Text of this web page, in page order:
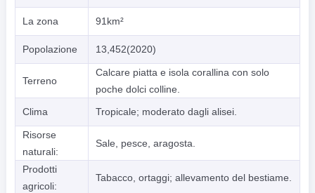
La zona 91km²
Popolazione 13,452(2020)
Terreno
Calcare piatta e isola corallina con solo
poche dolci colline.
Clima
Tropicale; moderato dagli alisei.
Risorse
naturali:
Sale, pesce, aragosta.
Prodotti
agricoli:
Tabacco, ortaggi; allevamento del bestiame.